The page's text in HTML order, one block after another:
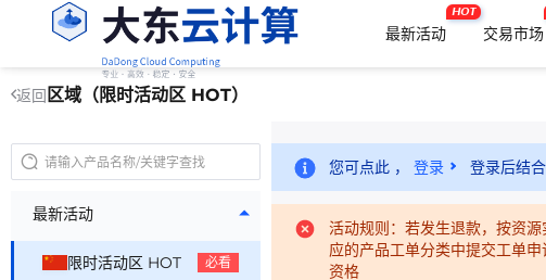
最新活动
HOT
交易市场
返回 区域（限时活动区 HOT）
最新活动
限时活动区 HOT 必看
您可点此 ， 登录 登录后结
活动规则：若发生退款，按资
应的产品工单分类中提交工单
资格